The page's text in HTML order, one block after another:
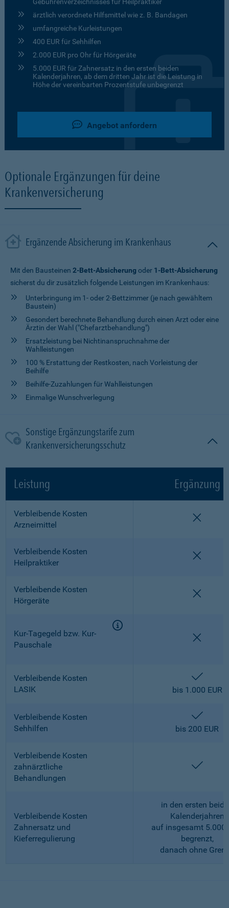
ärztlich verordnete Hilfsmittel wie z. B. Bandagen
umfangreiche Kurleistungen
400 EUR für Sehhilfen
2.000 EUR pro Ohr für Hörgeräte
5.000 EUR für Zahnersatz in den ersten beiden
Kalenderjahren, ab dem dritten Jahr ist die Leistung in
Höhe der vereinbarten Prozentstufe unbegrenzt
Angebot anfordern
Optionale Ergänzungen für deine
Krankenversicherung
Ergänzende Absicherung im Krankenhaus
Mit den Bausteinen 2-Bett-Absicherung oder 1-Bett-Absicherung
sicherst du dir zusätzlich folgende Leistungen im Krankenhaus:
Unterbringung im 1- oder 2-Bettzimmer (je nach gewähltem
Baustein)
Gesondert berechnete Behandlung durch einen Arzt oder eine
Ärztin der Wahl ("Chefarztbehandlung")
Ersatzleistung bei Nichtinanspruchnahme der
Wahlleistungen
100 % Erstattung der Restkosten, nach Vorleistung der
Beihilfe
Beihilfe-Zuzahlungen für Wahlleistungen
Einmalige Wunschverlegung
Sonstige Ergänzungstarife zum
Krankenversicherungsschutz
Leistung Ergänzung
Verbleibende Kosten
Arzneimittel
Verbleibende Kosten
Heilpraktiker
Verbleibende Kosten
Hörgeräte
Kur-Tagegeld bzw. Kur-
Pauschale
Verbleibende Kosten
LASIK
bis 1.000 EUR
Verbleibende Kosten
Sehhilfen
bis 200 EUR
Verbleibende Kosten
zahnärztliche
Behandlungen
Verbleibende Kosten
Zahnersatz und
Kieferregulierung
in den ersten
Kalenderjahren
auf insgesamt 5.000
begrenzt,
danach ohne